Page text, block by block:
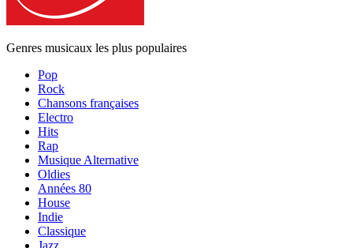
Genres musicaux les plus populaires
Pop
Rock
Chansons françaises
Electro
Hits
Rap
Musique Alternative
Oldies
Années 80
House
Indie
Classique